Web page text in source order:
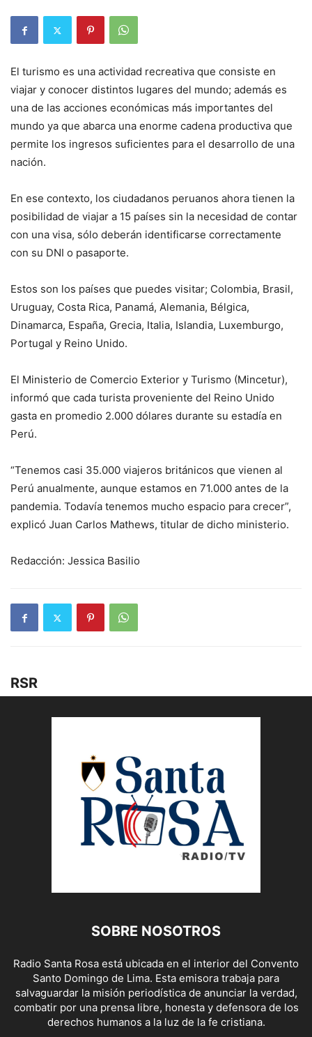
El turismo es una actividad recreativa que consiste en
viajar y conocer distintos lugares del mundo; además es
una de las acciones económicas más importantes del
mundo ya que abarca una enorme cadena productiva que
permite los ingresos suficientes para el desarrollo de una
nación.
En ese contexto, los ciudadanos peruanos ahora tienen la
posibilidad de viajar a 15 países sin la necesidad de contar
con una visa, sólo deberán identificarse correctamente
con su DNI o pasaporte.
Estos son los países que puedes visitar; Colombia, Brasil,
Uruguay, Costa Rica, Panamá, Alemania, Bélgica,
Dinamarca, España, Grecia, Italia, Islandia, Luxemburgo,
Portugal y Reino Unido.
El Ministerio de Comercio Exterior y Turismo (Mincetur),
informó que cada turista proveniente del Reino Unido
gasta en promedio 2.000 dólares durante su estadía en
Perú.
“Tenemos casi 35.000 viajeros británicos que vienen al
Perú anualmente, aunque estamos en 71.000 antes de la
pandemia. Todavía tenemos mucho espacio para crecer”,
explicó Juan Carlos Mathews, titular de dicho ministerio.
Redacción: Jessica Basilio
RSR
SOBRE NOSOTROS
Radio Santa Rosa está ubicada en el interior del Convento
Santo Domingo de Lima. Esta emisora trabaja para
salvaguardar la misión periodística de anunciar la verdad,
combatir por una prensa libre, honesta y defensora de los
derechos humanos a la luz de la fe cristiana.